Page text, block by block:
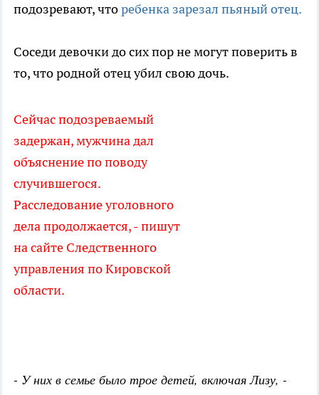
подозревают, чторебенка зарезал пьяный отец.
Соседи девочки до сих пор не могут поверить в
то, что родной отец убил свою дочь.
Сейчас подозреваемый
задержан, мужчина дал
объяснение по поводу
случившегося.
Расследование уголовного
дела продолжается, - пишут
на сайте Следственного
управления по Кировской
области.
- У них в семье было трое детей, включая Лизу, -